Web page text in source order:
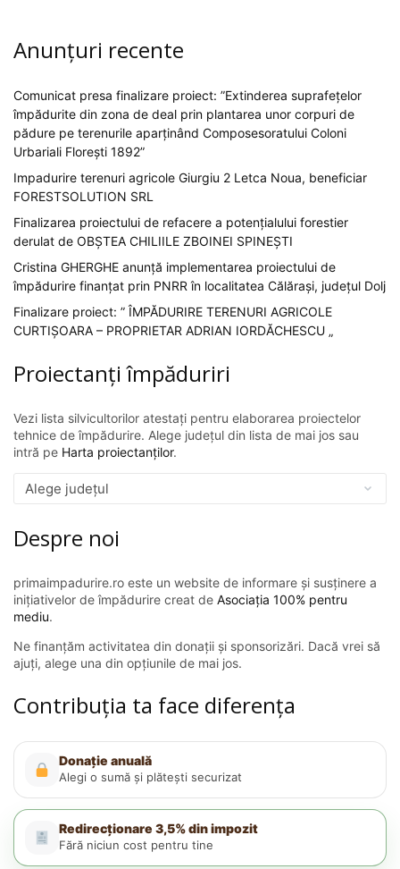
Anunțuri recente
Comunicat presa finalizare proiect: ”Extinderea suprafețelor
împădurite din zona de deal prin plantarea unor corpuri de
pădure pe terenurile aparținând Composesoratului Coloni
Urbariali Florești 1892”
Impadurire terenuri agricole Giurgiu 2 Letca Noua, beneficiar
FORESTSOLUTION SRL
Finalizarea proiectului de refacere a potențialului forestier
derulat de OBȘTEA CHILIILE ZBOINEI SPINEȘTI
Cristina GHERGHE anunță implementarea proiectului de
împădurire finanțat prin PNRR în localitatea Călărași, județul Dolj
Finalizare proiect: ” ÎMPĂDURIRE TERENURI AGRICOLE
CURTIȘOARA – PROPRIETAR ADRIAN IORDĂCHESCU „
Proiectanți împăduriri
Vezi lista silvicultorilor atestați pentru elaborarea proiectelor
tehnice de împădurire. Alege județul din lista de mai jos sau
intră pe Harta proiectanților.
Despre noi
primaimpadurire.ro este un website de informare și susținere a
inițiativelor de împădurire creat de Asociația 100% pentru
mediu.
Ne finanțăm activitatea din donații și sponsorizări. Dacă vrei să
ajuți, alege una din opțiunile de mai jos.
Contribuția ta face diferența
Donație anuală
Alegi o sumă și plătești securizat
Redirecționare 3,5% din impozit
Fără niciun cost pentru tine